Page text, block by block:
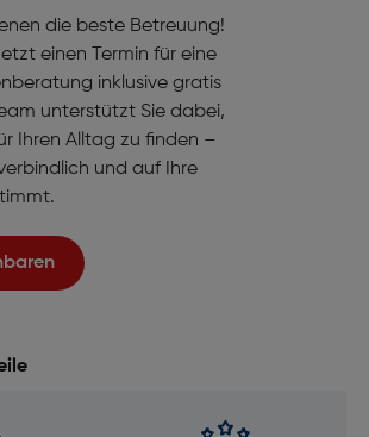
die beste Betreuung!
einen Termin für eine
inklusive gratis
unterstützt Sie dabei,
Ihren Alltag zu finden –
und auf Ihre